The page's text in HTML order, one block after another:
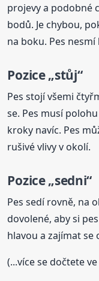
projevy a podobné
bodů. Je chybou,
na boku. Pes
Pozice „stůj“
Pes stojí všemi
se. Pes musí
kroky navíc. Pes
rušivé vlivy v okolí.
Pozice „sedni“
Pes sedí rovně, na
dovolené, aby si
hlavou a zajímat se
(...více se dočtete